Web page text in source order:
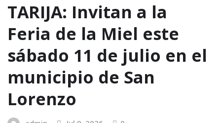
TARIJA: Invitan a la
Feria de la Miel este
sábado 11 de julio en el
municipio de San
Lorenzo